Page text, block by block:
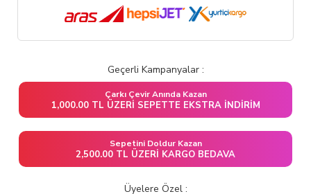
Geçerli Kampanyalar :
Çarkı Çevir Anında Kazan
1,000.00 TL ÜZERI SEPETTE EKSTRA İNDIRIM
Sepetini Doldur Kazan
2,500.00 TL ÜZERI KARGO BEDAVA
Üyelere Özel :